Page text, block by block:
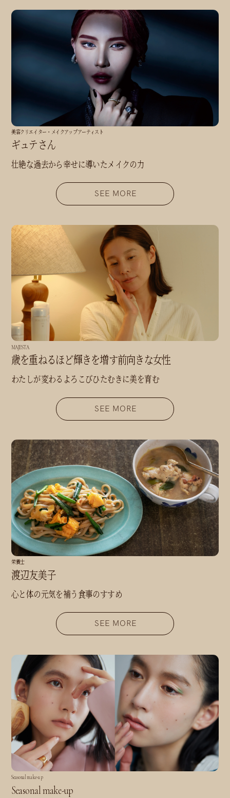
美容クリエイター・メイクアップアーティスト
ギュテさん
壮絶な過去から幸せに導いたメイクの力
SEE MORE
MAJESTA
歳を重ねるほど輝きを増す前向きな女性
わたしが変わるよろこびひたむきに美を育む
SEE MORE
栄養士
渡辺友美子
心と体の元気を補う食事のすすめ
SEE MORE
Seasonal make-up
Seasonal make-up